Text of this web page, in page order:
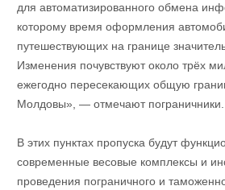
для автоматизированного обмена
которому время оформления
путешествующих на границе
Изменения почувствуют около трёх
ежегодно пересекающих общую
Молдовы», — отмечают пограничники.
В этих пунктах пропуска будут
современные весовые комплексы и
проведения пограничного и